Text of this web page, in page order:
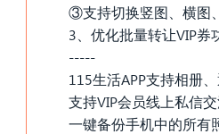
③支持切换竖图、横图
3、优化批量转让VIP券
-----
115生活APP支持相册
支持VIP会员线上私信
一键备份手机中的所有